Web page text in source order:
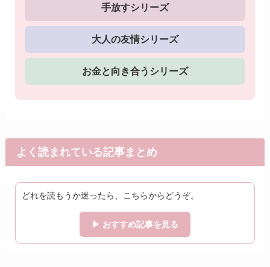
手放すシリーズ
大人の友情シリーズ
お金と向き合うシリーズ
よく読まれている記事まとめ
どれを読もうか迷ったら、こちらからどうぞ。
▶ おすすめ記事を見る